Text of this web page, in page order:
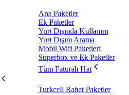
Ana Paketler
Ek Paketler
Yurt Dışında Kullanım
Yurt Dışını Arama
Mobil Wifi Paketleri
Superbox ve Ek Paketler
Tüm Faturalı Hat
Turkcell Rahat Paketler